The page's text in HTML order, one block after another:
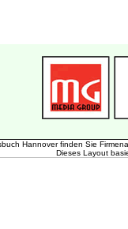
Hannover finden Sie
Dieses Layout